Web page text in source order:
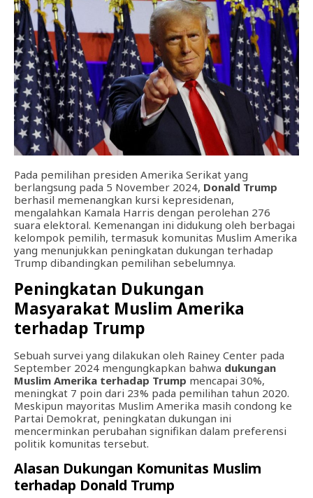
Pada pemilihan presiden Amerika Serikat yang
berlangsung pada 5 November 2024, Donald Trump
berhasil memenangkan kursi kepresidenan,
mengalahkan Kamala Harris dengan perolehan 276
suara elektoral. Kemenangan ini didukung oleh berbagai
kelompok pemilih, termasuk komunitas Muslim Amerika
yang menunjukkan peningkatan dukungan terhadap
Trump dibandingkan pemilihan sebelumnya.
Peningkatan Dukungan
Masyarakat Muslim Amerika
terhadap Trump
Sebuah survei yang dilakukan oleh Rainey Center pada
September 2024 mengungkapkan bahwa dukungan
Muslim Amerika terhadap Trump mencapai 30%,
meningkat 7 poin dari 23% pada pemilihan tahun 2020.
Meskipun mayoritas Muslim Amerika masih condong ke
Partai Demokrat, peningkatan dukungan ini
mencerminkan perubahan signifikan dalam preferensi
politik komunitas tersebut.
Alasan Dukungan Komunitas Muslim
terhadap Donald Trump